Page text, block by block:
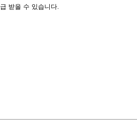
받을 수 있습니다.